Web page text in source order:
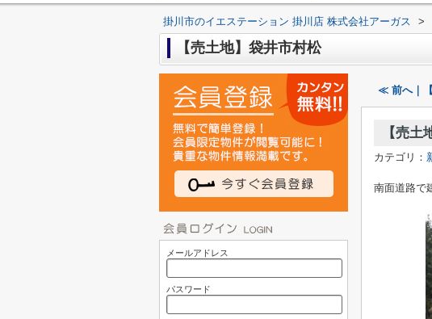
掛川市のイエステーション 掛川店 株式会社アーガス >
【売土地】袋井市村松
≪ 前へ｜
【売土
カテゴリ：
南面道路で
メールアドレス
パスワード